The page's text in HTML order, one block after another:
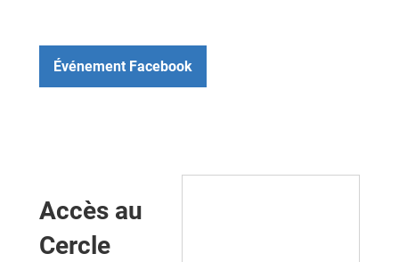
Événement Facebook
Accès au
Cercle